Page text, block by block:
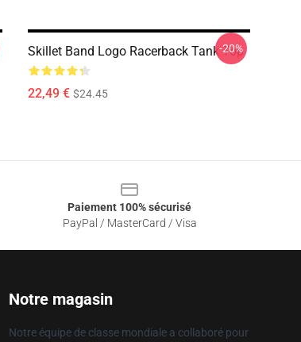
Skillet Band Logo Racerback Tank Top
22,49 € $24.45
-20%
Paiement 100% sécurisé
PayPal / MasterCard / Visa
Notre magasin
Notre équipe de classe mondiale a collaboré pour